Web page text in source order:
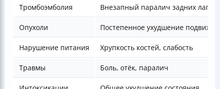
Тромбоэмболия Внезапный паралич задних лап
Опухоли Постепенное ухудшение
Нарушение питания Хрупкость костей, слабость
Травмы Боль, отёк, паралич